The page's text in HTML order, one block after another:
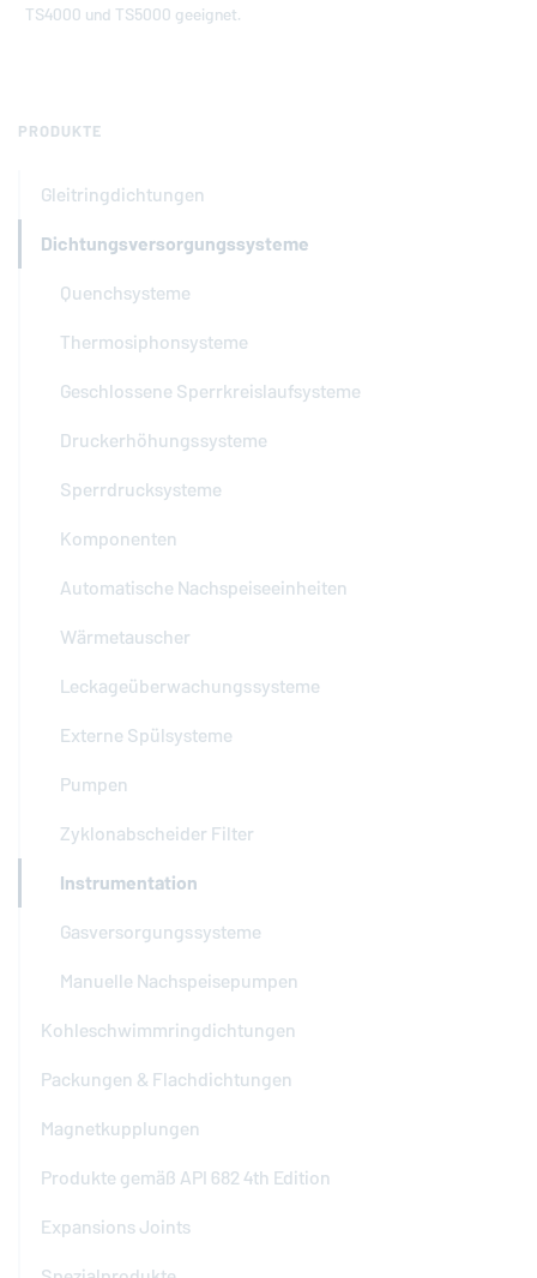
PRODUKTE
Gleitringdichtungen
Dichtungsversorgungssysteme
Quenchsysteme
Thermosiphonsysteme
Geschlossene Sperrkreislaufsysteme
Druckerhöhungssysteme
Sperrdrucksysteme
Komponenten
Automatische Nachspeiseeinheiten
Wärmetauscher
Leckageüberwachungssysteme
Externe Spülsysteme
Pumpen
Zyklonabscheider Filter
Instrumentation
Gasversorgungssysteme
Manuelle Nachspeisepumpen
Kohleschwimmringdichtungen
Packungen & Flachdichtungen
Magnetkupplungen
Produkte gemäß API 682 4th Edition
Expansions Joints
TS4000 und TS5000 geeignet.